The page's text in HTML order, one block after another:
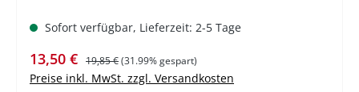
Sofort verfügbar, Lieferzeit: 2-5 Tage
Verkaufspreis:
13,50 € Regulärer Preis:
19,85 €(31.99% gespart)
Preise inkl. MwSt. zzgl. Versandkosten